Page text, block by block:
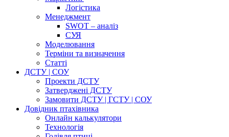
Логістика
Менеджмент
SWOT – аналіз
СУЯ
Моделювання
Терміни та визначення
Cтатті
ДСТУ | СОУ
Проекти ДСТУ
Затверджені ДСТУ
Замовити ДСТУ | ГСТУ | СОУ
Довідник птахівника
Онлайн калькулятори
Технологія